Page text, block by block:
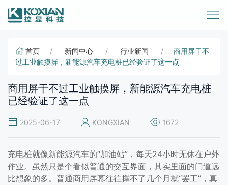
首页 新闻中心 行业新闻
商用屏干不
过工业触摸屏，新能源汽车充电桩已经验证了这一点
商用屏干不过工业触摸屏，新能源汽车充电桩
已经验证了这一点
2025-06-17 KONGXIAN 1672
充电桩就像新能源汽车的“加油站”，每天24小时无休在户外
作业。虽然只是个看似普通的交互界面，其实里面的门道远
比想象的多。普通商用屏幕往往撑不了几个月就“罢工”，真